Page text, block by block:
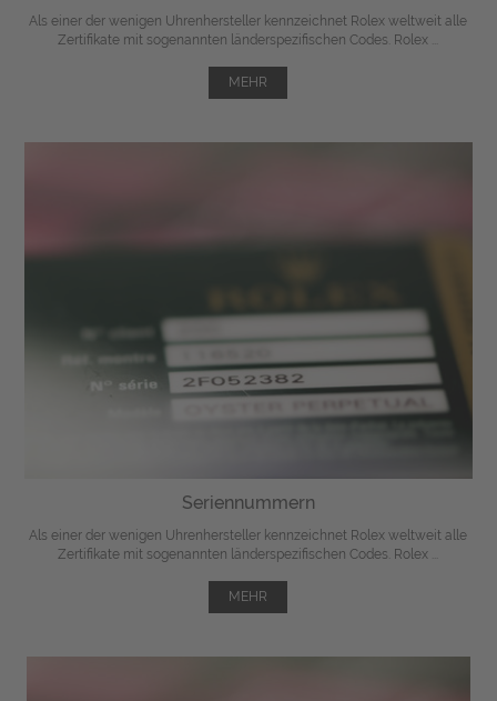
Als einer der wenigen Uhrenhersteller kennzeichnet Rolex weltweit alle
Zertifikate mit sogenannten länderspezifischen Codes. Rolex ...
MEHR
Seriennummern
Als einer der wenigen Uhrenhersteller kennzeichnet Rolex weltweit alle
Zertifikate mit sogenannten länderspezifischen Codes. Rolex ...
MEHR